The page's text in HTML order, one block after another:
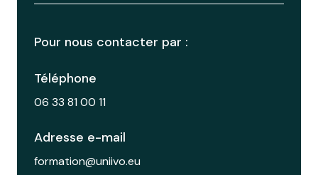
Pour nous contacter par :
Téléphone
06 33 81 00 11
Adresse e-mail
formation@uniivo.eu